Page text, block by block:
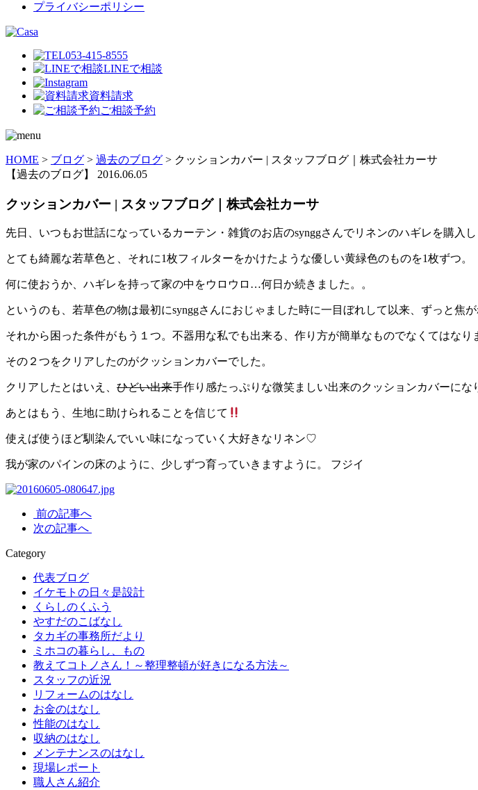
プライバシーポリシー
053-415-8555
LINEで相談
資料請求
ご相談予約
HOME > ブログ > 過去のブログ > クッションカバー | スタッフブログ｜株式会社カーサ
【過去のブログ】 2016.06.05
クッションカバー | スタッフブログ｜株式会社カーサ
先日、いつもお世話になっているカーテン・雑貨のお店のsynggさんでリネンのハギレを購入し
とても綺麗な若草色と、それに1枚フィルターをかけたような優しい黄緑色のものを1枚ずつ。
何に使おうか、ハギレを持って家の中をウロウロ…何日か続きました。。
というのも、若草色の物は最初にsynggさんにおじゃました時に一目ぼれして以来、ずっと焦
それから困った条件がもう１つ。不器用な私でも出来る、作り方が簡単なものでなくてはなり
その２つをクリアしたのがクッションカバーでした。
クリアしたとはいえ、 ひどい出来手作り感たっぷりな微笑ましい出来のクッションカバーにな
あとはもう、生地に助けられることを信じて
使えば使うほど馴染んでいい味になっていく大好きなリネン♡
我が家のパインの床のように、少しずつ育っていきますように。 フジイ
前の記事へ
次の記事へ
Category
代表ブログ
イケモトの日々是設計
くらしのくふう
やすだのこばなし
タカギの事務所だより
ミホコの暮らし、もの
教えてコトノさん！～整理整頓が好きになる方法～
スタッフの近況
リフォームのはなし
お金のはなし
性能のはなし
収納のはなし
メンテナンスのはなし
現場レポート
職人さん紹介